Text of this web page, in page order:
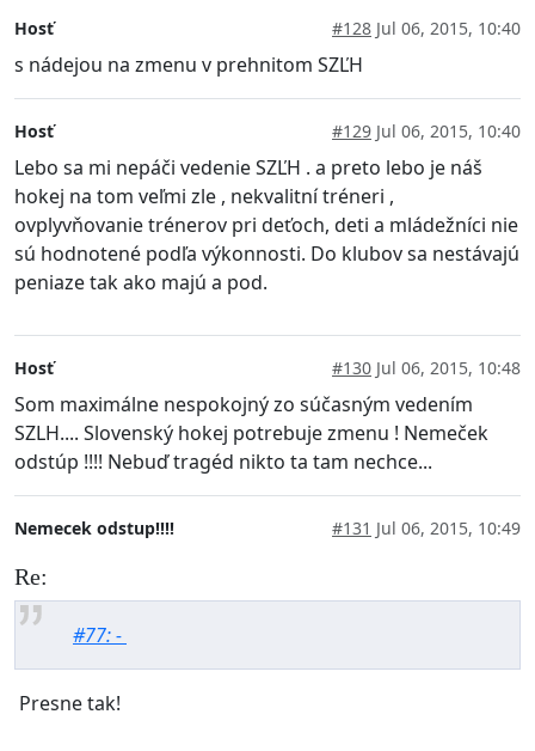
Hosť #128 Jul 06, 2015, 10:40
s nádejou na zmenu v prehnitom SZĽH
Hosť #129 Jul 06, 2015, 10:40
Lebo sa mi nepáči vedenie SZĽH . a preto lebo je náš
hokej na tom veľmi zle , nekvalitní tréneri ,
ovplyvňovanie trénerov pri deťoch, deti a mládežníci nie
sú hodnotené podľa výkonnosti. Do klubov sa nestávajú
peniaze tak ako majú a pod.
Hosť #130 Jul 06, 2015, 10:48
Som maximálne nespokojný zo súčasným vedením
SZLH.... Slovenský hokej potrebuje zmenu ! Nemeček
odstúp !!!! Nebuď tragéd nikto ta tam nechce...
Nemecek odstup!!!! #131 Jul 06, 2015, 10:49
Re:
#77: -
Presne tak!